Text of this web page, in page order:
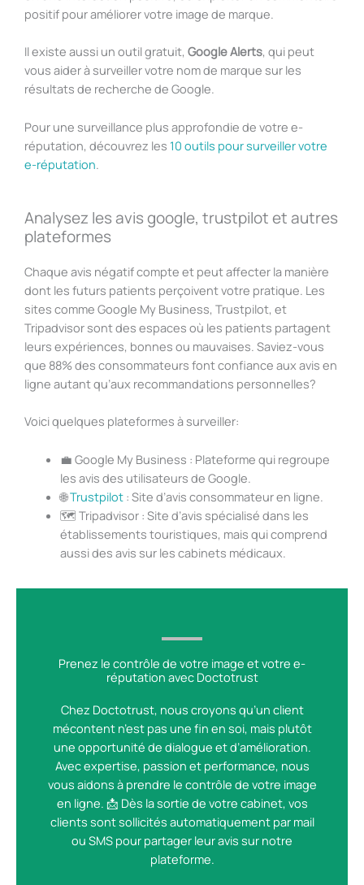
positif pour améliorer votre image de marque.
Il existe aussi un outil gratuit, Google Alerts, qui peut
vous aider à surveiller votre nom de marque sur les
résultats de recherche de Google.
Pour une surveillance plus approfondie de votre e-
réputation, découvrez les 10 outils pour surveiller votre
e-réputation.
Analysez les avis google, trustpilot et autres
plateformes
Chaque avis négatif compte et peut affecter la manière
dont les futurs patients perçoivent votre pratique. Les
sites comme Google My Business, Trustpilot, et
Tripadvisor sont des espaces où les patients partagent
leurs expériences, bonnes ou mauvaises. Saviez-vous
que 88% des consommateurs font confiance aux avis en
ligne autant qu’aux recommandations personnelles?
Voici quelques plateformes à surveiller:
💼 Google My Business : Plateforme qui regroupe
les avis des utilisateurs de Google.
🌐Trustpilot : Site d’avis consommateur en ligne.
🗺️ Tripadvisor : Site d’avis spécialisé dans les
établissements touristiques, mais qui comprend
aussi des avis sur les cabinets médicaux.
Prenez le contrôle de votre image et votre e-
réputation avec Doctotrust
Chez Doctotrust, nous croyons qu’un client
mécontent n’est pas une fin en soi, mais plutôt
une opportunité de dialogue et d’amélioration.
Avec expertise, passion et performance, nous
vous aidons à prendre le contrôle de votre image
en ligne. 📩 Dès la sortie de votre cabinet, vos
clients sont sollicités automatiquement par mail
ou SMS pour partager leur avis sur notre
plateforme.